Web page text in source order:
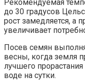
Рекомендуемая
до 30 градусов
рост замедляется, а
увеличивает
Посев семян
весны, когда земля
лучшего
воде на сутки.